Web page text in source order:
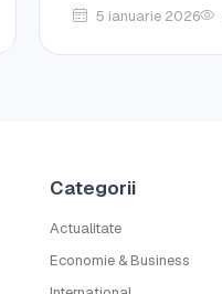
5 ianuarie 2026
Categorii
Actualitate
Economie & Business